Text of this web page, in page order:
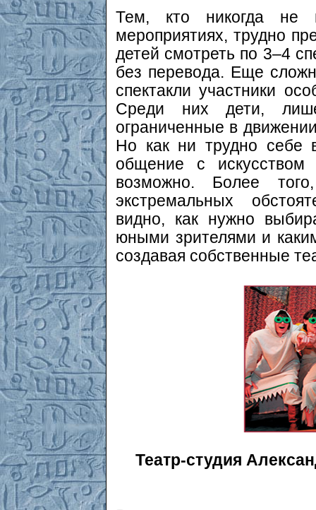
Тем, кто никогда не
мероприятиях, трудно
детей смотреть по 3–4
без перевода. Еще
спектакли участники
Среди них дети,
ограниченные в
Но как ни трудно себе
общение с
возможно. Более
экстремальных
видно, как нужно
юными зрителями и
создавая собственные
Театр-студия